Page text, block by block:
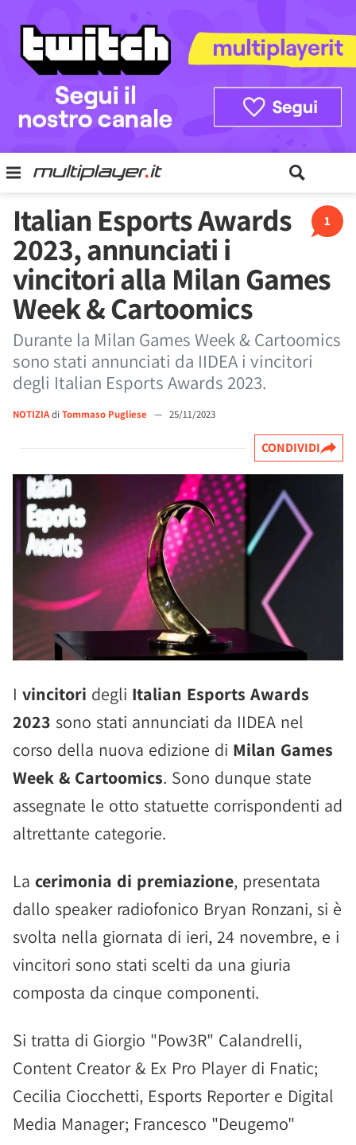
1
Italian Esports Awards
2023, annunciati i
vincitori alla Milan Games
Week & Cartoomics
Durante la Milan Games Week & Cartoomics
sono stati annunciati da IIDEA i vincitori
degli Italian Esports Awards 2023.
NOTIZIAdi Tommaso Pugliese — 25/11/2023
CONDIVIDI
I vincitori degli Italian Esports Awards
2023 sono stati annunciati da IIDEA nel
corso della nuova edizione di Milan Games
Week & Cartoomics. Sono dunque state
assegnate le otto statuette corrispondenti ad
altrettante categorie.
La cerimonia di premiazione, presentata
dallo speaker radiofonico Bryan Ronzani, si è
svolta nella giornata di ieri, 24 novembre, e i
vincitori sono stati scelti da una giuria
composta da cinque componenti.
Si tratta di Giorgio "Pow3R" Calandrelli,
Content Creator & Ex Pro Player di Fnatic;
Cecilia Ciocchetti, Esports Reporter e Digital
Media Manager; Francesco "Deugemo"